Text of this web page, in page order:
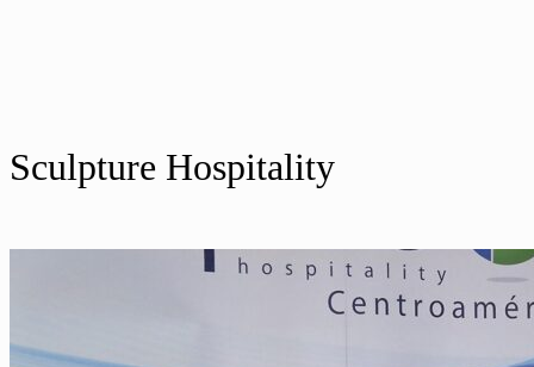
Sculpture Hospitality